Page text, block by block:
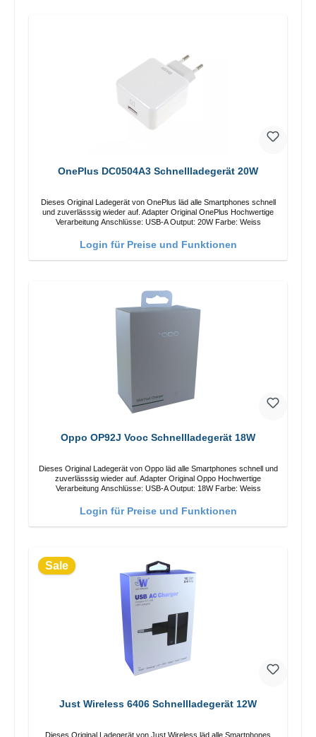
OnePlus DC0504A3 Schnellladegerät 20W
Dieses Original Ladegerät von OnePlus läd alle Smartphones schnell
und zuverlässsig wieder auf. Adapter Original OnePlus Hochwertige
Verarbeitung Anschlüsse: USB-A Output: 20W Farbe: Weiss
Login für Preise und Funktionen
Oppo OP92J Vooc Schnellladegerät 18W
Dieses Original Ladegerät von Oppo läd alle Smartphones schnell und
zuverlässsig wieder auf. Adapter Original Oppo Hochwertige
Verarbeitung Anschlüsse: USB-A Output: 18W Farbe: Weiss
Login für Preise und Funktionen
Sale
Just Wireless 6406 Schnellladegerät 12W
Dieses Original Ladegerät von Just Wireless läd alle Smartphones